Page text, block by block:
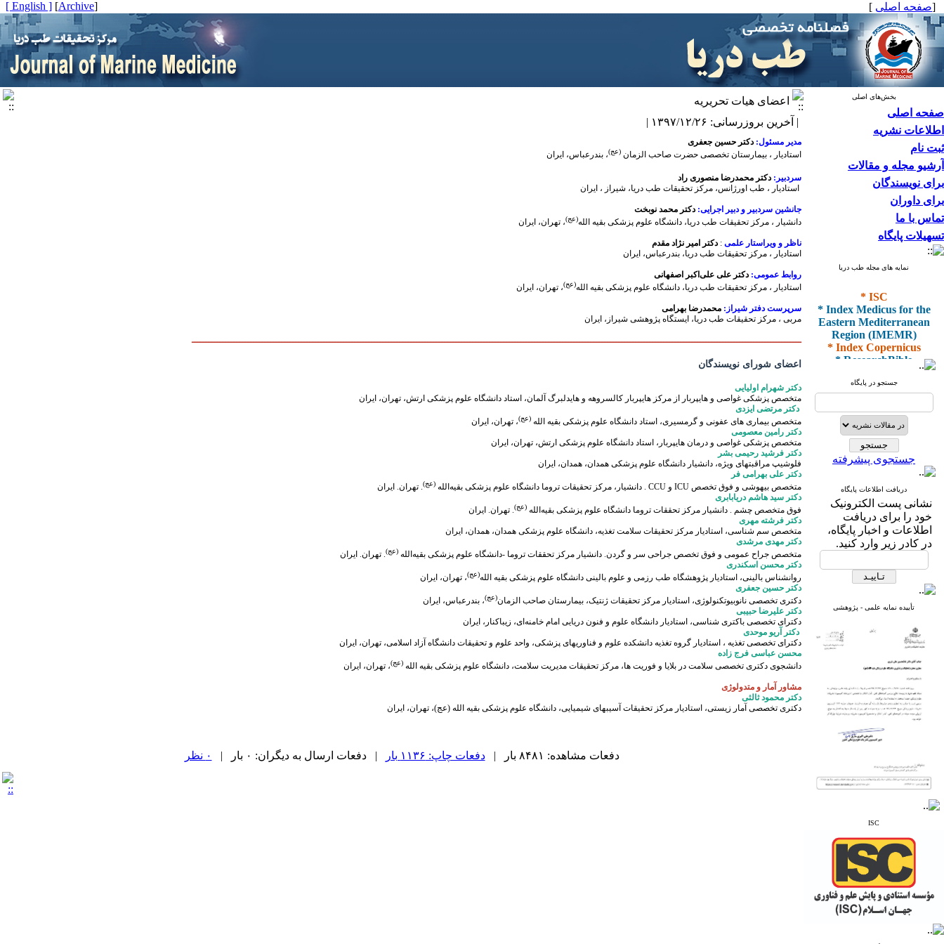
[صفحه اصلی ]
[
Archive
]
[ English ]
بخش‌های اصلی
صفحه اصلی
اطلاعات نشریه
ثبت نام
آرشیو مجله و مقالات
برای نویسندگان
برای داوران
تماس با ما
تسهیلات پایگاه
نمایه های مجله طب دریا
* ISC
* Index Medicus for the
Eastern Mediterranean
Region (IMEMR)
* Index Copernicus
* ResearchBible
* I2OR
* ROAD
* Scientific Indexing
Services
* SID
* Magiran
* Google Scholar
و دارای رتبه علمی
پژوهشی
از کمیسیون نشریات
وزارت بهداشت و درمان
* Index Medicus for the
Region (IMEMR)
* Index Copernicus
* ResearchBible
* J-Gate
* ROAD
* CiteFactor
* Scientific Indexing
Services
* SID
* Google Scholar
از کمیسیون نشریات
وزارت بهداشت و درمان
جستجو در پایگاه
جستجوی پیشرفته
دریافت اطلاعات پایگاه
نشانی پست الکترونیک
خود را برای دریافت
اطلاعات و اخبار پایگاه،
در کادر زیر وارد کنید.
تأییده نمایه علمی - پژوهشی
ISC
اعضای هیات تحریریه
| آخرین بروزرسانی: ۱۳۹۷/۱۲/۲۶ |
مدیر مسئول:دکتر حسین جعفری
استادیار ، بیمارستان تخصصی حضرت صاحب الزمان (عج)، بندرعباس، ایران
سردبیر: دکتر محمدرضا منصوری راد
استادیار ، طب اورژانس، مرکز تحقیقات طب دریا، شیراز ، ایران
جانشین سردبیر و دبیر اجرایی: دکتر محمد نوبخت
دانشیار ، مرکز تحقیقات طب دریا، دانشگاه علوم پزشکی بقیه الله(عج)، تهران، ایران
ناظر و ویراستار علمی :دکتر امیر نژاد مقدم
استادیار ، مرکز تحقیقات طب دریا، بندرعباس، ایران
روابط عمومی: دکتر علی علی‌اکبر اصفهانی
استادیار ، مرکز تحقیقات طب دریا، دانشگاه علوم پزشکی بقیه الله(عج)، تهران، ایران
سرپرست دفتر شیراز: محمدرضا بهرامی
مربی ، مرکز تحقیقات طب دریا، ایستگاه پژوهشی شیراز، ایران
ـــــــــــــــــــــــــــــــــــــــــــــــــــــــــــــــــــــــــــــــــــــــــــــــــــــــــــــــــــــــــــــــــــــــــــــــــــــــــــــــــــــــــــــــــــــــــــــــــــــــــــــــــــــــــ
اعضای شورای نویسندگان
دکتر شهرام اولیایی
متخصص پزشکی غواصی و هایپربار از مرکز هایپربار کالسروهه و هایدلبرگ آلمان، استاد دانشگاه علوم پزشکی ارتش، تهران، ایران
دکتر مرتضی ایزدی
متخصص بیماری های عفونی و گرمسیری، استاد دانشگاه علوم پزشکی بقیه الله (عج)، تهران، ایران
دکتر رامین معصومی
متخصص پزشکی غواصی و درمان هایپربار، استاد دانشگاه علوم پزشکی ارتش، تهران، ایران
دکتر فرشید رحیمی بشر
فلوشیپ مراقبتهای ویژه، دانشیار دانشگاه علوم پزشکی همدان، همدان، ایران
دکتر علی بهرامی فر
متخصص بیهوشی و فوق تخصص ICU و CCU . دانشیار، مرکز تحقیقات تروما دانشگاه علوم پزشکی بقیه‌الله‌
(عج). تهران. ایران
دکتر سید هاشم دریابابری
فوق متخصص چشم . دانشیار مرکز تحققات تروما دانشگاه علوم پزشکی بقیه‌الله‌ (عج). تهران. ایران
دکتر فرشته مهری
متخصص سم شناسی، استادیار مرکز تحقیقات سلامت تغذیه، دانشگاه علوم پزشکی همدان، همدان، ایران
دکتر مهدی مرشدی
متخصص جراح عمومی و فوق تخصص جراحی سر و گردن. دانشیار مرکز تحققات تروما -دانشگاه علوم پزشکی بقیه‌الله‌ (عج). تهران. ایران
دکتر محسن اسکندری
روانشناس بالینی، استادیار پژوهشگاه طب رزمی و علوم بالینی دانشگاه علوم پزشکی بقیه الله(عج)، تهران، ایران
دکتر حسین جعفری
دکتری تخصصی نانوبیوتکنولوژی، استادیار مرکز تحقیقات ژنتیک، بیمارستان صاحب الزمان(عج)، بندرعباس، ایران
دکتر علیرضا حبیبی
دکترای تخصصی باکتری شناسی، استادیار دانشگاه علوم و فنون دریایی امام خامنه‌ای، زیباکنار، ایران
دکتر آریو موحدی
دکترای تخصصی تغذیه ، استادیار گروه تغذیه دانشکده علوم و فناوریهای پزشکی، واحد علوم و تحقیقات دانشگاه آزاد اسلامی، تهران، ایران
محسن عباسی فرج زاده
دانشجوی دکتری تخصصی سلامت در بلایا و فوریت ها، مرکز تحقیقات مدیریت سلامت، دانشگاه علوم پزشکی بقیه الله (عج)، تهران، ایران
مشاور آمار و متدولوژی
دکتر محمود ثالثی
دکتری تخصصی آمار زیستی، استادیار مرکز تحقیقات آسیبهای شیمیایی، دانشگاه علوم پزشکی بقیه الله (عج)، تهران، ایران
دفعات مشاهده: ۸۴۸۱ بار | دفعات چاپ: ۱۱۳۶ بار | دفعات ارسال به دیگران: ۰ بار | ۰ نظر